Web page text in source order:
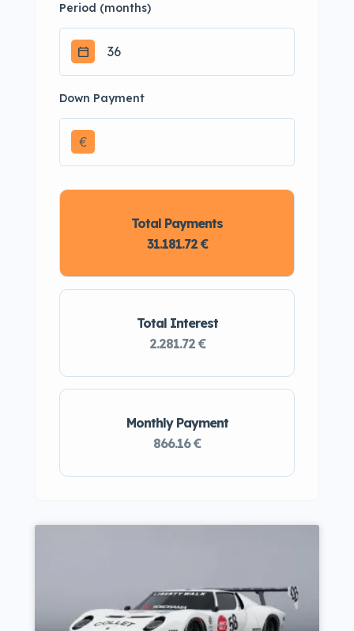
Period (months)
Down Payment
€
Monthly Payment
866.16 €
Total Interest
2.281.72 €
Total Payments
31.181.72 €